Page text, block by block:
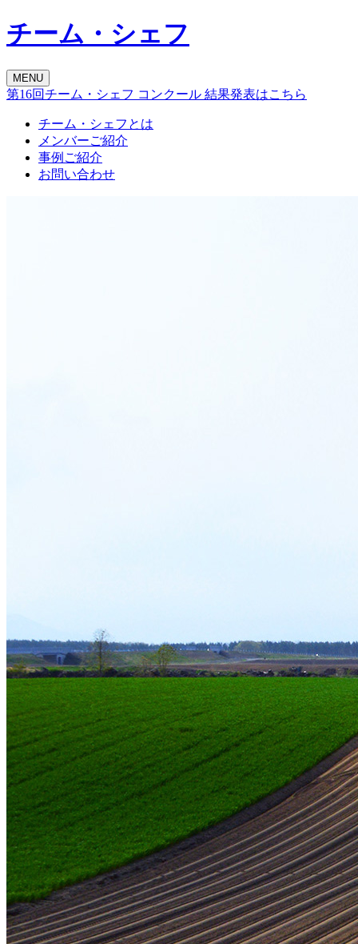
チーム・シェフ
MENU
第16回チーム・シェフ コンクール 結果発表はこちら
チーム・シェフとは
メンバーご紹介
事例ご紹介
お問い合わせ